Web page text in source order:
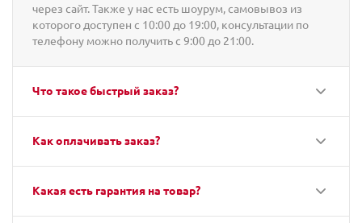
через сайт. Также у нас есть шоурум, самовывоз из
которого доступен с 10:00 до 19:00, консультации по
телефону можно получить с 9:00 до 21:00.
Что такое быстрый заказ?
Как оплачивать заказ?
Какая есть гарантия на товар?